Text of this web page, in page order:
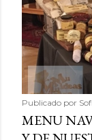
Publicado por
MENU